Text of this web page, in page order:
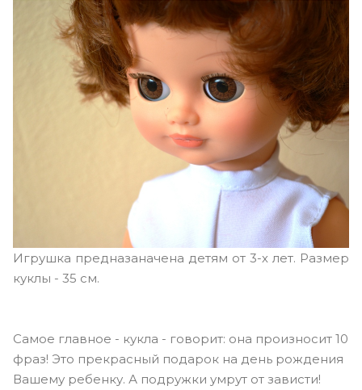
Игрушка предназаначена детям от 3-х лет. Размер
куклы - 35 см.
Самое главное - кукла - говорит: она произносит 10
фраз! Это прекрасный подарок на день рождения
Вашему ребенку. А подружки умрут от зависти!